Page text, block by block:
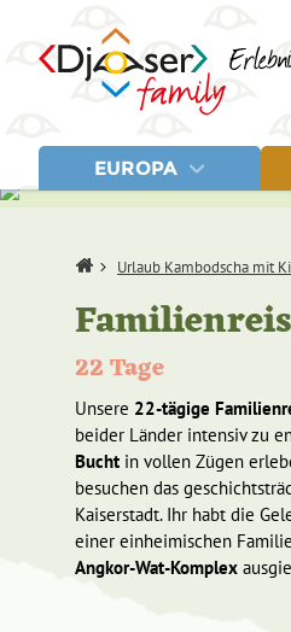
EUROPA
Estland
Griechenland
Lettland
Mazedonien
Home Urlaub Kambodscha mit
22 Tage
Unsere 22-tägige
beider Länder intensiv zu
Bucht in vollen Zügen
besuchen das
Kaiserstadt. Ihr habt die
einer einheimischen
Angkor-Wat-Komplex